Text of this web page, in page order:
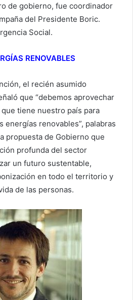
de gobierno, fue coordinador
del Presidente Boric.
Social.
RENOVABLES
el recién asumido
que “debemos aprovechar
tiene nuestro país para
energías renovables”, palabras
propuesta de Gobierno que
profunda del sector
un futuro sustentable,
en todo el territorio y
de las personas.